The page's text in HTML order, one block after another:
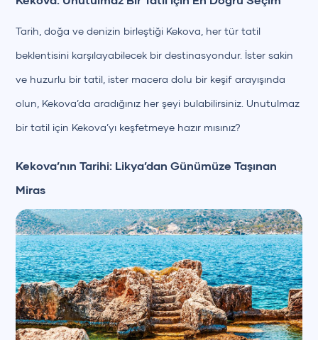
Tarih, doğa ve denizin birleştiği Kekova, her tür tatil
beklentisini karşılayabilecek bir destinasyondur. İster sakin
ve huzurlu bir tatil, ister macera dolu bir keşif arayışında
olun, Kekova’da aradığınız her şeyi bulabilirsiniz. Unutulmaz
bir tatil için Kekova’yı keşfetmeye hazır mısınız?
Kekova’nın Tarihi: Likya’dan Günümüze Taşınan
Miras